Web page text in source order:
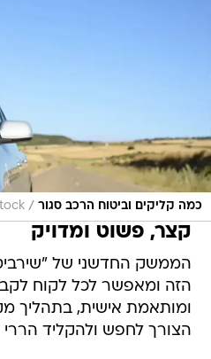
כמה קליקים וביטוח הרכב סגור /
קצר, פשוט ומדויק
הממשק החדשני של
הזה ומאפשר לכל לקוח
ומותאמת אישית, בתהליך
הצורך לחפש ולהקליד הררי